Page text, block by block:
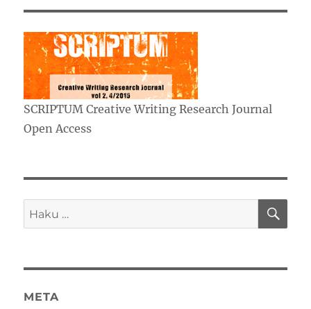
SCRIPTUM Creative Writing Research Journal
Open Access
Etsi:
META